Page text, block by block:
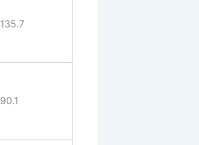
135.7
90.1